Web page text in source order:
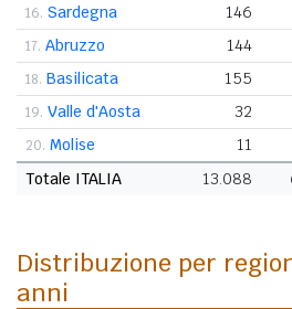
16. Sardegna 146
17. Abruzzo 144
18. Basilicata 155
19. Valle d'Aosta 32
20. Molise 11
Totale ITALIA
13.088
Distribuzione per
anni